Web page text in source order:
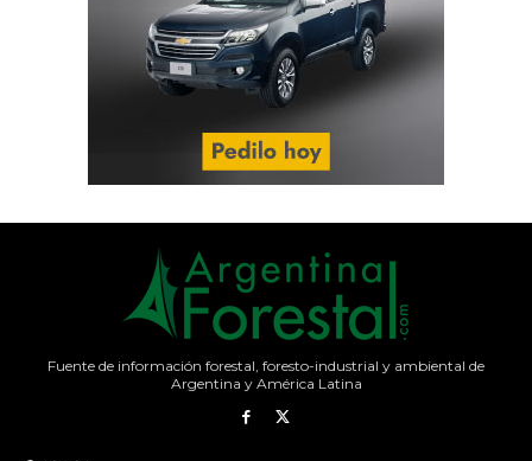
Fuente de información forestal, foresto-industrial y ambiental de
Argentina y América Latina